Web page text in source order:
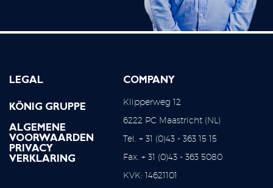
LEGAL
KÖNIG GRUPPE
ALGEMENE
VOORWAARDEN
PRIVACY
VERKLARING
COMPANY
Klipperweg 12
6222 PC Maastricht (NL)
Tel. + 31 (0)43 - 363 15 15
Fax. + 31 (0)43 - 363 5080
KVK: 14621101